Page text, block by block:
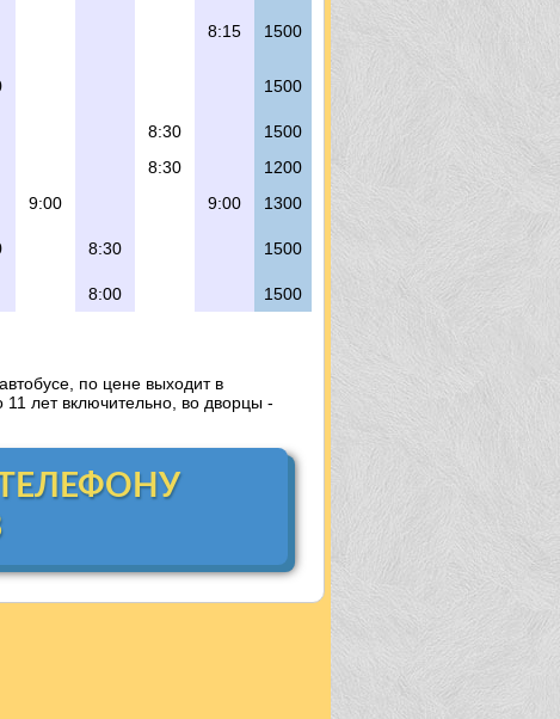
8:15 1500
1500
8:30
1500
8:30
1200
9:00 9:00 1300
8:30 1500
8:00 1500
по цене выходит в
11 лет включительно, во дворцы -